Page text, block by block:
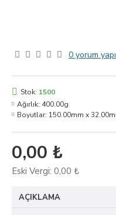
0 yorum
0,00 ₺
Eski Vergi: 0,00 ₺
Stok: 1500
Ağırlık: 400.00g
Boyutlar: 150.00mm x
AÇIKLAMA